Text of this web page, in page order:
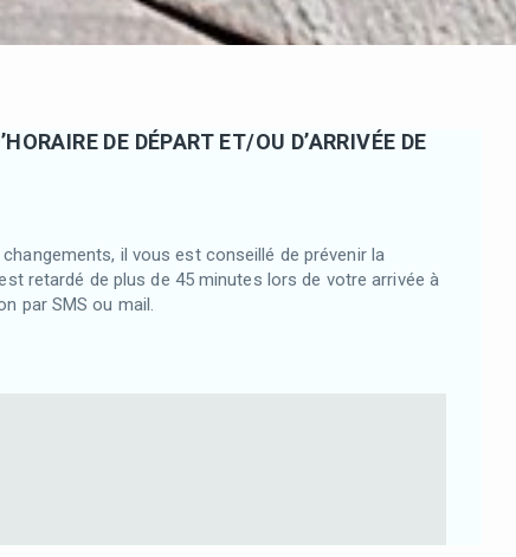
DE DÉPART ET/OU D’ARRIVÉE DE
il vous est conseillé de prévenir la
retardé de plus de 45 minutes lors de votre arrivée à
par SMS ou mail.